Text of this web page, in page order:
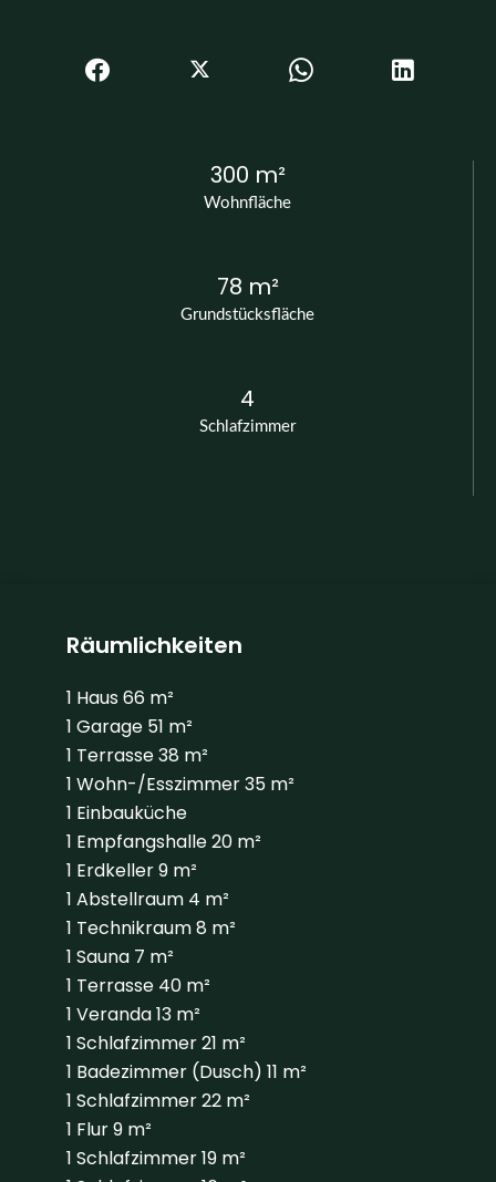
Wohnfläche
300 m²
Grundstücksfläche
78 m²
Schlafzimmer
4
Räumlichkeiten
1 Haus 66 m²
1 Garage 51 m²
1 Terrasse38 m²
1 Wohn-/Esszimmer35 m²
1 Einbauküche
1 Empfangshalle20 m²
1 Erdkeller9 m²
1 Abstellraum 4 m²
1 Technikraum8 m²
1 Sauna 7 m²
1 Terrasse 40 m²
1 Veranda13 m²
1 Schlafzimmer21 m²
1 Badezimmer (Dusch) 11 m²
1 Schlafzimmer22 m²
1 Flur9 m²
1 Schlafzimmer19 m²